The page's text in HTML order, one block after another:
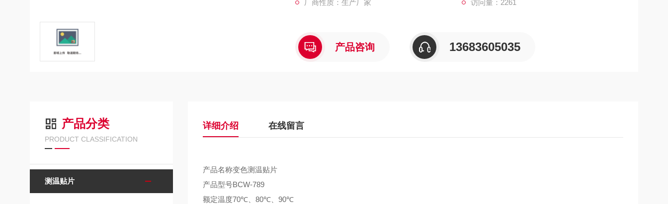
厂商性质：生产厂家 访问量：2261
产品咨询 13683605035
产品分类
PRODUCT CLASSIFICATION
测温贴片
详细介绍 在线留言
产品名称变色测温贴片
产品型号BCW-789
额定温度70℃、80℃、90℃